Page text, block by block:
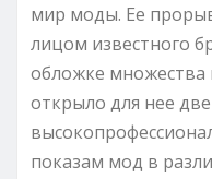
мир моды. Ее прорыв
лицом известного
обложке множества
открыло для нее
показам мод в